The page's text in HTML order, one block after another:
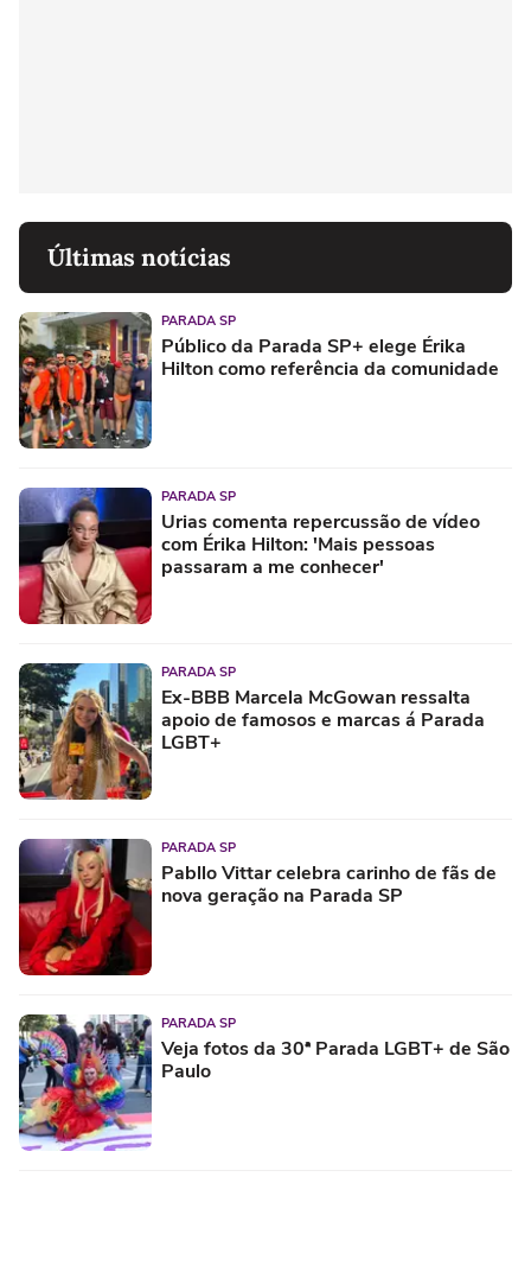
Últimas notícias
PARADA SP
Público da Parada SP+ elege Érika
Hilton como referência da comunidade
PARADA SP
Urias comenta repercussão de vídeo
com Érika Hilton: 'Mais pessoas
passaram a me conhecer'
PARADA SP
Ex-BBB Marcela McGowan ressalta
apoio de famosos e marcas á Parada
LGBT+
PARADA SP
Pabllo Vittar celebra carinho de fãs de
nova geração na Parada SP
PARADA SP
Veja fotos da 30ª Parada LGBT+ de São
Paulo